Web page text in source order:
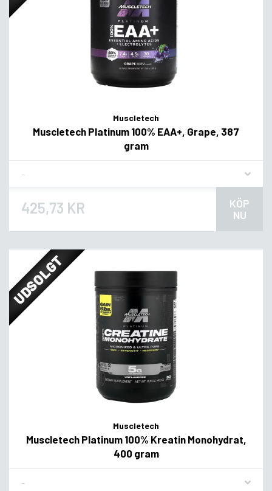
Muscletech
Muscletech Platinum 100% EAA+, Grape, 387
gram
425,73 KR
KÖP
NU
UDSOLGT
Muscletech
Muscletech Platinum 100% Kreatin Monohydrat,
400 gram